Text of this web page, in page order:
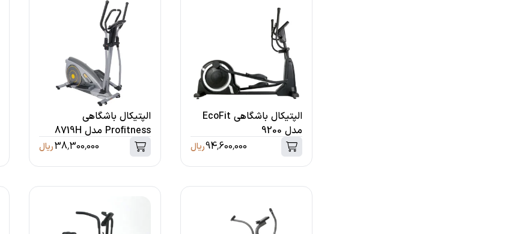
الپتیکال باشگاهی EcoFit
مدل 9200
94,600,000ریال
الپتیکال باشگاهی
Profitness مدل 8719H
38,300,000ریال